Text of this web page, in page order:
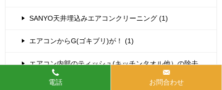
SANYO天井埋込みエアコンクリーニング (1)
エアコンからG(ゴキブリ)が！ (1)
エアコン内部のティッシュ(キッチンタオル他）の除去
電話
お問合わせ